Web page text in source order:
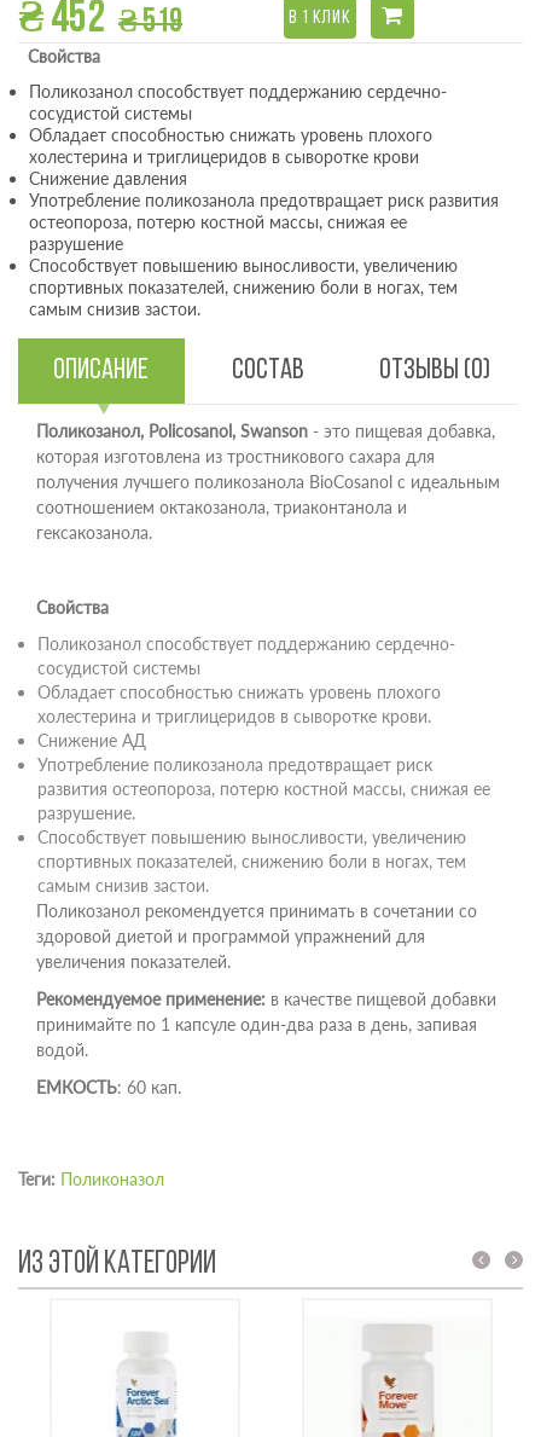
₴ 452 ₴ 519 В 1 КЛИК
Свойства
Поликозанол способствует поддержанию сердечно-
сосудистой системы
Обладает способностью снижать уровень плохого
холестерина и триглицеридов в сыворотке крови
Снижение давления
Употребление поликозанола предотвращает риск развития
остеопороза, потерю костной массы, снижая ее
разрушение
Способствует повышению выносливости, увеличению
спортивных показателей, снижению боли в ногах, тем
самым снизив застои.
Описание Состав Отзывы (0)
​Поликозанол, Policosanol, Swanson - это пищевая добавка,
которая изготовлена из тростникового сахара для
получения лучшего поликозанола BioCosanol с идеальным
соотношением октакозанола, триаконтанола и
гексакозанола.
Свойства
Поликозанол способствует поддержанию сердечно-
сосудистой системы
Обладает способностью снижать уровень плохого
холестерина и триглицеридов в сыворотке крови.
Снижение АД
Употребление поликозанола предотвращает риск
развития остеопороза, потерю костной массы, снижая ее
разрушение.
Способствует повышению выносливости, увеличению
спортивных показателей, снижению боли в ногах, тем
самым снизив застои.
Поликозанол рекомендуется принимать в сочетании со
здоровой диетой и программой упражнений для
увеличения показателей.
Рекомендуемое применение: в качестве пищевой добавки
принимайте по 1 капсуле один-два раза в день, запивая
водой.
ЕМКОСТЬ: 60 кап.
Теги: Поликоназол
ИЗ ЭТОЙ КАТЕГОРИИ prev next